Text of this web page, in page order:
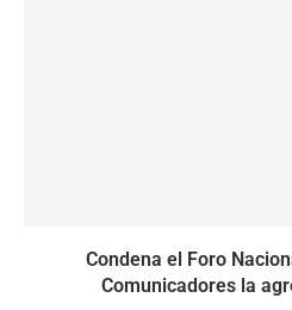
Condena el Foro
Comunicadores la